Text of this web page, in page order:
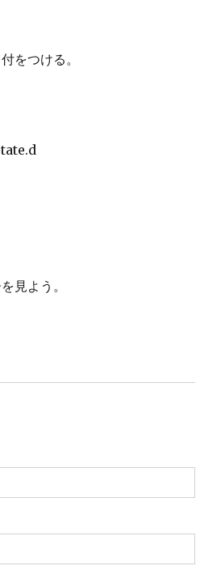
をつける。
見よう。